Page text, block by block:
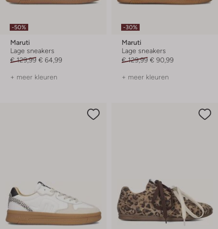
-50%
Maruti
Lage sneakers
€ 129,99 € 64,99
+ meer kleuren
-30%
Maruti
Lage sneakers
€ 129,99 € 90,99
+ meer kleuren